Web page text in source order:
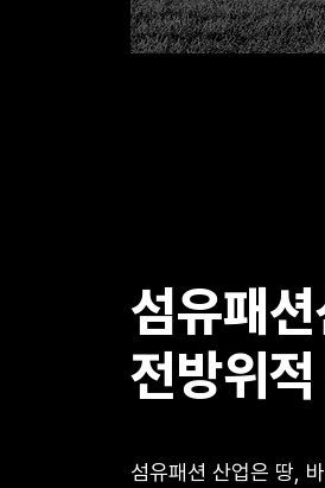
섬유패
전방위
섬유패션 산업은 땅,